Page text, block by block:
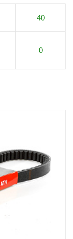
40
0